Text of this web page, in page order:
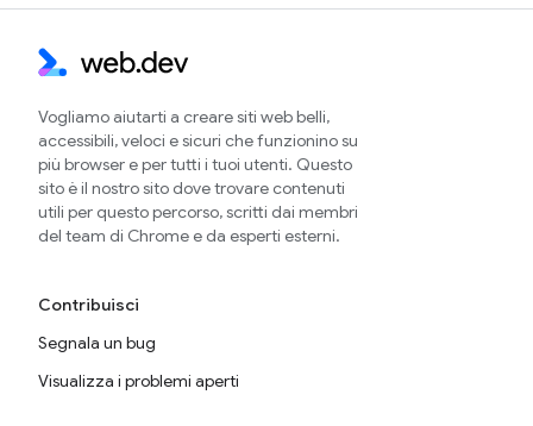
Vogliamo aiutarti a creare siti web belli,
accessibili, veloci e sicuri che funzionino su
più browser e per tutti i tuoi utenti. Questo
sito è il nostro sito dove trovare contenuti
utili per questo percorso, scritti dai membri
del team di Chrome e da esperti esterni.
Contribuisci
Segnala un bug
Visualizza i problemi aperti